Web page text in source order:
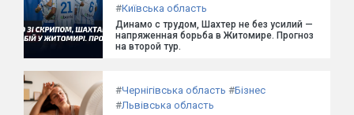
#Київська область
Динамо с трудом, Шахтер не без усилий —
напряженная борьба в Житомире. Прогноз
на второй тур.
#Чернігівська область #Бізнес
#Львівська область